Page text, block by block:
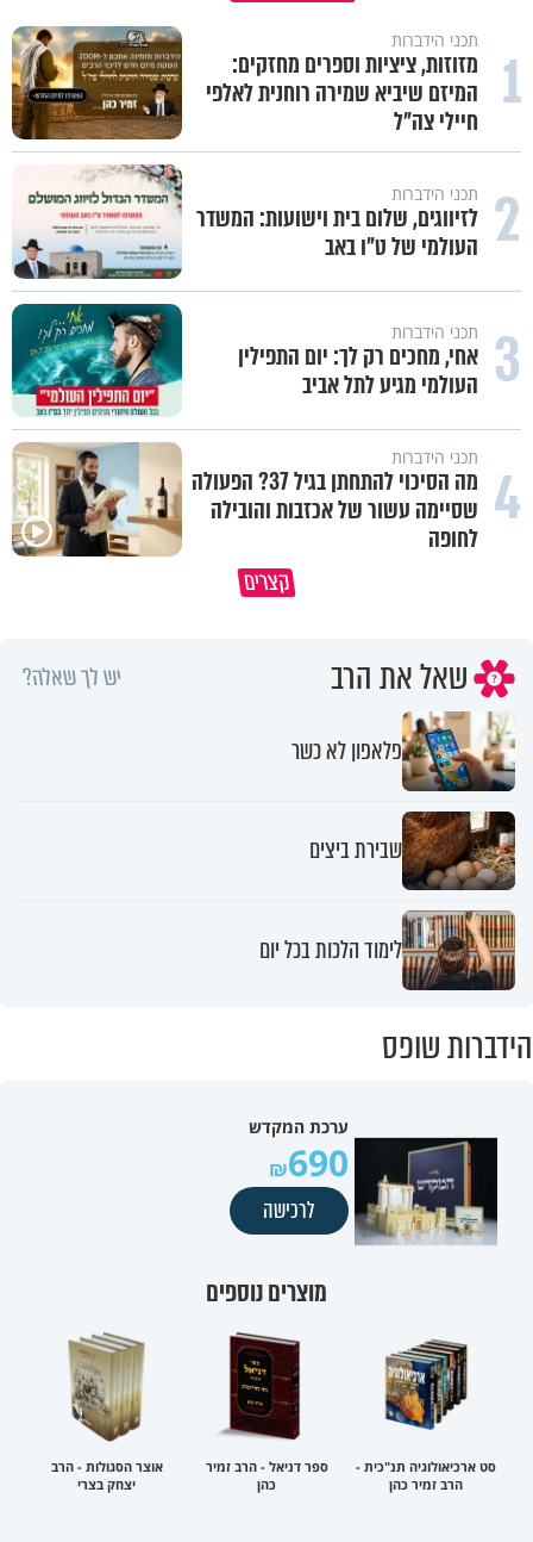
1 תכני הידברות
מזוזות, ציציות וספרים מחזקים:
המיזם שיביא שמירה רוחנית לאלפי
חיילי צה"ל
2 תכני הידברות
לזיווגים, שלום בית וישועות: המשדר
העולמי של ט"ו באב
3 תכני הידברות
אחי, מחכים רק לך: יום התפילין
העולמי מגיע לתל אביב
4 תכני הידברות
מה הסיכוי להתחתן בגיל 37? הפעולה
שסיימה עשור של אכזבות והובילה
לחופה
קצרים
מתחילים לעבוד לקראת ראש השנה
הרגעים הקשים ביותר בחיים
שאל את הרב יש לך שאלה?
פלאפון לא כשר
שבירת ביצים
לימוד הלכות בכל יום
הידברות שופס
ערכת המקדש
690
לרכישה
מוצרים נוספים
סט ארכיאולוגיה תנ"כית -
הרב זמיר כהן
ספר דניאל - הרב זמיר
כהן
אוצר הסגולות - הרב
יצחק בצרי